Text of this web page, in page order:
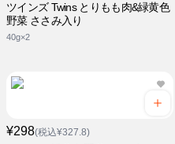
ツインズ Twins とりもも肉&緑黄色
野菜 ささみ入り
40g×2
¥298(税込¥327.8)